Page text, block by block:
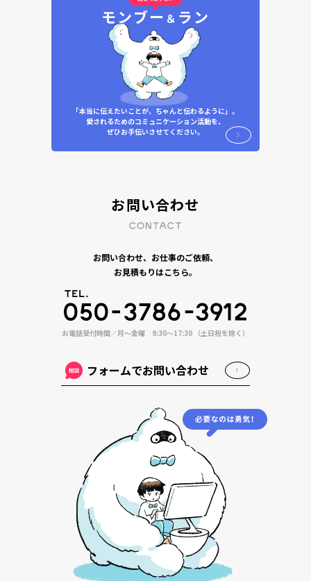
モンブー ＆ ラン
「本当に伝えたいことが、ちゃんと伝わるように」。
愛されるためのコミュニケーション活動を、
ぜひお手伝いさせてください。
お問い合わせ
お問い合わせ、お仕事のご依頼、
お見積もりはこちら。
お電話受付時間／月〜金曜 9:30〜17:30 （土日祝を除く）
フォームでお問い合わせ